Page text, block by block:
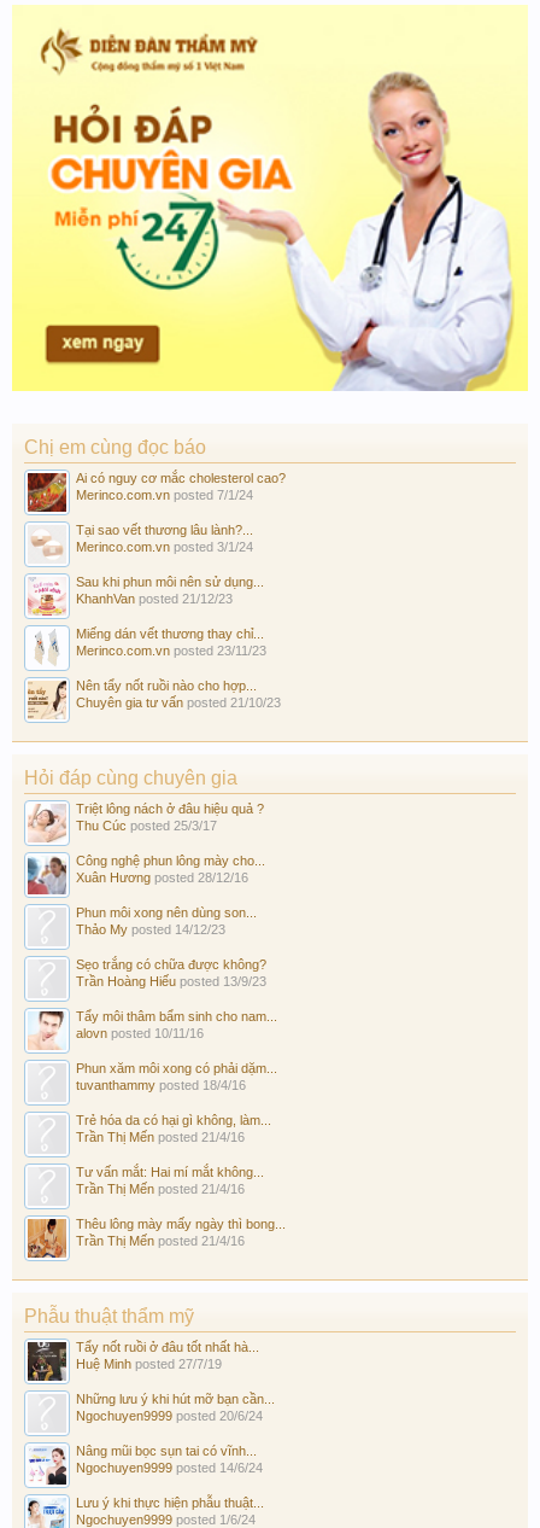
Chị em cùng đọc báo
Ai có nguy cơ mắc cholesterol cao?
Merinco.com.vn posted 7/1/24
Tại sao vết thương lâu lành?...
Merinco.com.vn posted 3/1/24
Sau khi phun môi nên sử dụng...
KhanhVan posted 21/12/23
Miếng dán vết thương thay chỉ...
Merinco.com.vn posted 23/11/23
Nên tẩy nốt ruồi nào cho hợp...
Chuyên gia tư vấn posted 21/10/23
Hỏi đáp cùng chuyên gia
Triệt lông nách ở đâu hiệu quả ?
Thu Cúc posted 25/3/17
Công nghệ phun lông mày cho...
Xuân Hương posted 28/12/16
Phun môi xong nên dùng son...
Thảo My posted 14/12/23
Sẹo trắng có chữa được không?
Trần Hoàng Hiếu posted 13/9/23
Tẩy môi thâm bẩm sinh cho nam...
alovn posted 10/11/16
Phun xăm môi xong có phải dặm...
tuvanthammy posted 18/4/16
Trẻ hóa da có hại gì không, làm...
Trần Thị Mến posted 21/4/16
Tư vấn mắt: Hai mí mắt không...
Trần Thị Mến posted 21/4/16
Thêu lông mày mấy ngày thì bong...
Trần Thị Mến posted 21/4/16
Phẫu thuật thẩm mỹ
Tẩy nốt ruồi ở đâu tốt nhất hà...
Huệ Minh posted 27/7/19
Những lưu ý khi hút mỡ bạn cần...
Ngochuyen9999 posted 20/6/24
Nâng mũi bọc sụn tai có vĩnh...
Ngochuyen9999 posted 14/6/24
Lưu ý khi thực hiện phẫu thuật...
Ngochuyen9999 posted 1/6/24